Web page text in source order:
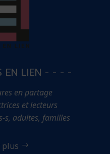
EN LIEN - - - -
en partage
et lecteurs
s, adultes, familles
plus